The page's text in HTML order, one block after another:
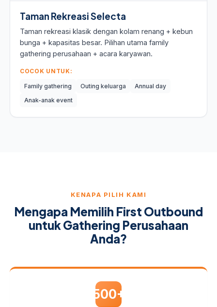
Taman Rekreasi Selecta
Taman rekreasi klasik dengan kolam renang + kebun
bunga + kapasitas besar. Pilihan utama family
gathering perusahaan + acara karyawan.
COCOK UNTUK:
Family gathering Outing keluarga
Annual day
Anak-anak event
KENAPA PILIH KAMI
Mengapa Memilih First Outbound
untuk Gathering Perusahaan
Anda?
500+